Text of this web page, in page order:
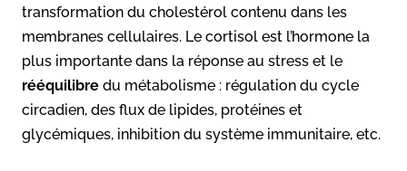
transformation du cholestérol contenu dans les
membranes cellulaires. Le cortisol est l’hormone la
plus importante dans la réponse au stress et le
rééquilibre du métabolisme : régulation du cycle
circadien, des flux de lipides, protéines et
glycémiques, inhibition du système immunitaire, etc.